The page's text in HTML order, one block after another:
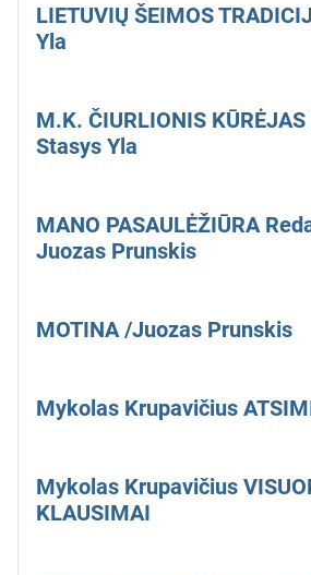
LIETUVIŲ ŠEIMOS
Yla
M.K. ČIURLIONIS
Stasys Yla
MANO PASAULĖŽIŪRA
Juozas Prunskis
MOTINA /Juozas Prunskis
Mykolas Krupavičius
Mykolas Krupavičius
KLAUSIMAI